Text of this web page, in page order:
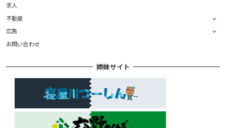
求人
不動産
広告
お問い合わせ
姉妹サイト